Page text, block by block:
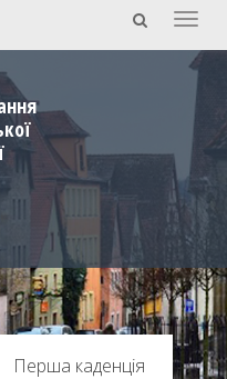
Перша каденція